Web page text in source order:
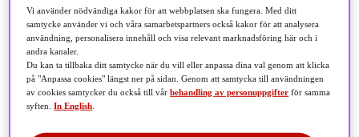
Vi använder nödvändiga kakor för att webbplatsen ska fungera. Med ditt
samtycke använder vi och våra samarbetspartners också kakor för att analysera
användning, personalisera innehåll och visa relevant marknadsföring här och i
andra kanaler.
Du kan ta tillbaka ditt samtycke när du vill eller anpassa dina val genom att klicka
på "Anpassa cookies" längst ner på sidan. Genom att samtycka till användningen
av cookies samtycker du också till vårbehandling av personuppgifter för samma
syften.In English